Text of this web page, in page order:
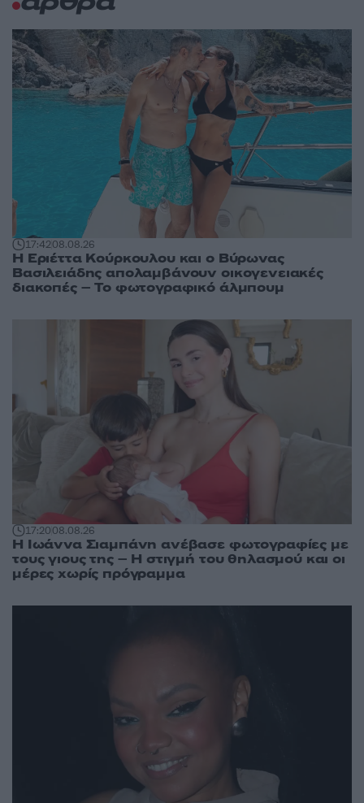
17:4208.08.26
Η Εριέττα Κούρκουλου και ο Βύρωνας
Βασιλειάδης απολαμβάνουν οικογενειακές
διακοπές – Το φωτογραφικό άλμπουμ
17:2008.08.26
H Ιωάννα Σιαμπάνη ανέβασε φωτογραφίες με
τους γιους της – Η στιγμή του θηλασμού και οι
μέρες χωρίς πρόγραμμα